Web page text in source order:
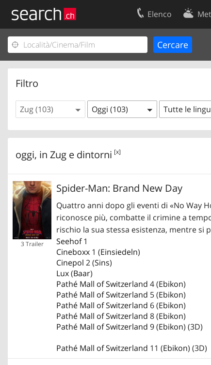
Elenco
Filtro
Zug (103) Oggi (103) Tutte le
oggi, in Zug e dintorni [x]
3 Trailer
Spider-Man: Brand New Day
Quattro anni dopo gli eventi di «No Way
riconosce più, combatte il crimine a
rischio la sua stessa esistenza, mentre si
Seehof1
Cineboxx 1 (Einsiedeln)
Cinepol 2 (Sins)
Lux(Baar)
Pathé Mall of Switzerland 4 (Ebikon)
Pathé Mall of Switzerland 5 (Ebikon)
Pathé Mall of Switzerland 6 (Ebikon)
Pathé Mall of Switzerland 8 (Ebikon)
Pathé Mall of Switzerland 9 (Ebikon) (3D)
Pathé Mall of Switzerland 11 (Ebikon) (3D)
Il vostro profolio
Area clienti
Contatti
Condizioni